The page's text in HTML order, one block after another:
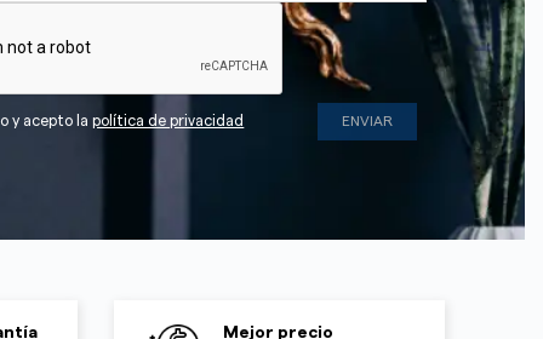
y acepto lapolítica de privacidad
Mejor precio